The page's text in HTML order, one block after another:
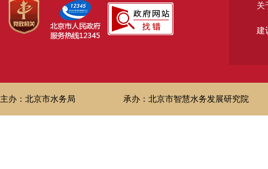
关
建
主办：北京市水务局 承办：北京市智慧水务发展研究院